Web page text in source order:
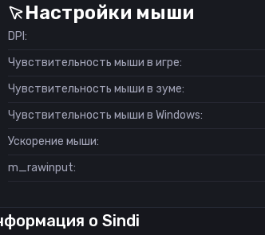
Настройки мыши
DPI:
Чувствительность мыши в игре:
Чувствительность мыши в зуме:
Чувствительность мыши в Windows:
Ускорение мыши:
m_rawinput:
о Sindi